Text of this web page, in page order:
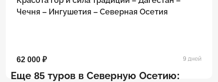
Чечня – Ингушетия – Северная Осетия
62 000 ₽ 9 дней
Еще 85 туров в Северную Осетию: